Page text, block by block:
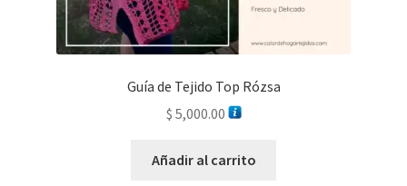
Guía de Tejido Top Rózsa
$ 5,000.00
Añadir al carrito